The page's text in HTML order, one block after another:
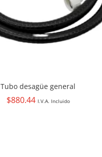
Tubo desagüe general
$880.44 I.V.A. Incluido